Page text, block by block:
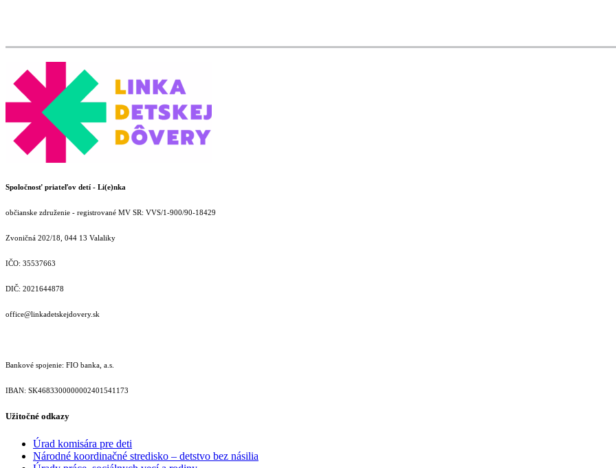
Spoločnosť priateľov detí - Li(e)nka
občianske združenie - registrované MV SR: VVS/1-900/90-18429
Zvoničná 202/18, 044 13 Valaliky
IČO: 35537663
DIČ: 2021644878
office@linkadetskejdovery.sk
Bankové spojenie: FIO banka, a.s.
IBAN: SK46833000000­02401541173
Užitočné odkazy
Úrad komisára pre deti
Národné koordinačné stredisko – detstvo bez násilia